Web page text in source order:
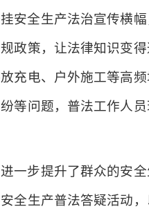
安全生产法治宣传横
政策，让法律知识变得
充电、户外施工等高
等问题，普法工作人
一步提升了群众的安
全生产普法答疑活动